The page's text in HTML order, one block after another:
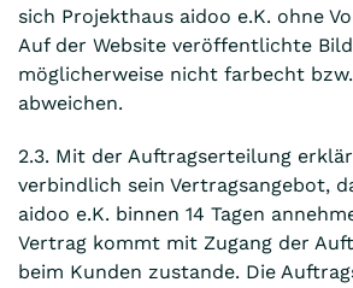
sich Projekthaus aidoo e.K. ohne
Auf der Website veröffentlichte
möglicherweise nicht farbecht
abweichen.
2.3. Mit der Auftragserteilung
verbindlich sein Vertragsangebot,
aidoo e.K. binnen 14 Tagen
Vertrag kommt mit Zugang der
beim Kunden zustande. Die